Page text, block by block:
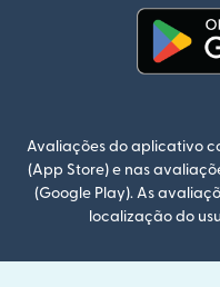
Avaliações do aplicativo
(App Store) e nas
(Google Play). As
localização do